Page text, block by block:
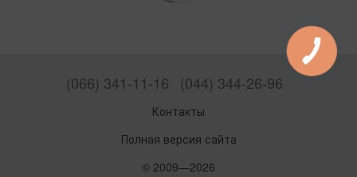
(066) 341-11-16 (044) 344-26-96
Контакты
Полная версия сайта
© 2009—2026